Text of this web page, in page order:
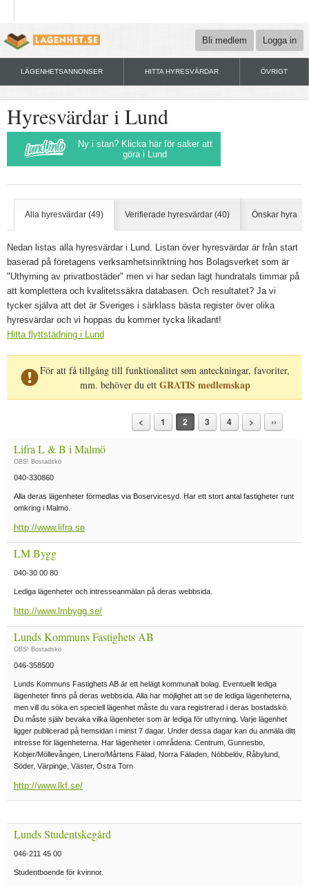
Bli medlem Logga in
LÄGENHETSANNONSER HITTA HYRESVÄRDAR ÖVRIGT
Hyresvärdar i Lund
Ny i stan? Klicka här för saker att
göra i Lund
Alla hyresvärdar (49) Verifierade hyresvärdar (40) Önskar hyra
Nedan listas alla hyresvärdar i Lund. Listan över hyresvärdar är från start
baserad på företagens verksamhetsinriktning hos Bolagsverket som är
"Uthyrning av privatbostäder" men vi har sedan lagt hundratals timmar på
att komplettera och kvalitetssäkra databasen. Och resultatet? Ja vi
tycker själva att det är Sveriges i särklass bästa register över olika
hyresvärdar och vi hoppas du kommer tycka likadant!
Hitta flyttstädning i Lund
För att få tillgång till funktionalitet som anteckningar, favoriter,
mm. behöver du ett GRATIS medlemskap
< 1 2 3 4 > ››
Lifra L & B i Malmö
OBS! Bostadskö
040-330860
Alla deras lägenheter förmedlas via Boservicesyd. Har ett stort antal fastigheter runt
omkring i Malmö.
http://www.lifra.se
LM Bygg
040-30 00 80
Lediga lägenheter och intresseanmälan på deras webbsida.
http://www.lmbygg.se/
Lunds Kommuns Fastighets AB
OBS! Bostadskö
046-358500
Lunds Kommuns Fastighets AB är ett helägt kommunalt bolag. Eventuellt lediga
lägenheter finns på deras webbsida. Alla har möjlighet att se de lediga lägenheterna,
men vill du söka en speciell lägenhet måste du vara registrerad i deras bostadskö.
Du måste själv bevaka vilka lägenheter som är lediga för uthyrning. Varje lägenhet
ligger publicerad på hemsidan i minst 7 dagar. Under dessa dagar kan du anmäla ditt
intresse för lägenheterna. Har lägenheter i områdena: Centrum, Gunnesbo,
Kobjer/Möllevången, Linero/Mårtens Fälad, Norra Fäladen, Nöbbelöv, Råbylund,
Söder, Värpinge, Väster, Östra Torn
http://www.lkf.se/
Lunds Studentskegård
046-211 45 00
Studentboende för kvinnor.